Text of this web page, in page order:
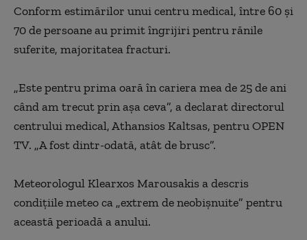
Conform estimărilor unui centru medical, între 60 şi
70 de persoane au primit îngrijiri pentru rănile
suferite, majoritatea fracturi.
„Este pentru prima oară în cariera mea de 25 de ani
când am trecut prin aşa ceva”, a declarat directorul
centrului medical, Athansios Kaltsas, pentru OPEN
TV. „A fost dintr-odată, atât de brusc”.
Meteorologul Klearxos Marousakis a descris
condiţiile meteo ca „extrem de neobişnuite” pentru
această perioadă a anului.